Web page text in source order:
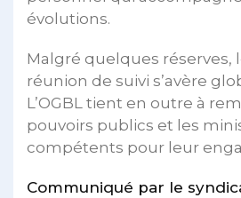
évolutions.
Malgré quelques réserves,
réunion de suivi s’avère
L’OGBL tient en outre à
pouvoirs publics et les
compétents pour leur
Communiqué par le